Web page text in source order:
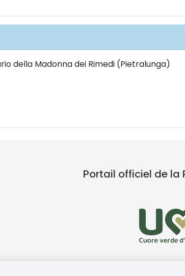
della Madonna dei Rimedi (Pietralunga)
Portail officiel de la